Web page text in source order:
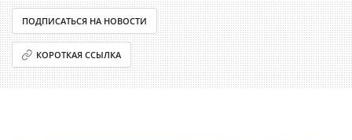
ПОДПИСАТЬСЯ НА НОВОСТИ
КОРОТКАЯ ССЫЛКА